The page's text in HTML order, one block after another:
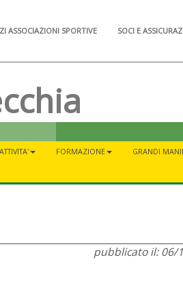
ASSOCIAZIONI SPORTIVE SOCI E
FORMAZIONE GRANDI
pubblicato il: 06/